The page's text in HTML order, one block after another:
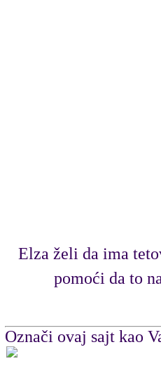
Elza želi da ima
pomoći da to
Označi ovaj sajt kao